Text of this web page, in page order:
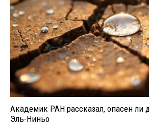
Академик РАН рассказал, опасен ли
Эль-Ниньо